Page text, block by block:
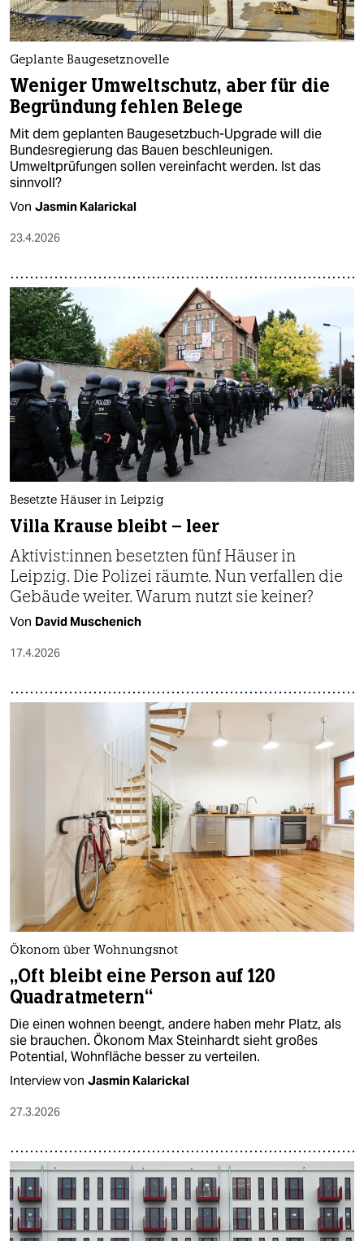
Geplante Baugesetznovelle
Weniger Umweltschutz, aber für die
Begründung fehlen Belege
Mit dem geplanten Baugesetzbuch-Upgrade will die
Bundesregierung das Bauen beschleunigen.
Umweltprüfungen sollen vereinfacht werden. Ist das
sinnvoll?
Von Jasmin Kalarickal
23.4.2026
Besetzte Häuser in Leipzig
Villa Krause bleibt – leer
Ak­ti­vis­t:in­nen besetzten fünf Häuser in
Leipzig. Die Polizei räumte. Nun verfallen die
Gebäude weiter. Warum nutzt sie keiner?
Von David Muschenich
17.4.2026
Ökonom über Wohnungsnot
„Oft bleibt eine Person auf 120
Quadratmetern“
Die einen wohnen beengt, andere haben mehr Platz, als
sie brauchen. Ökonom Max Steinhardt sieht großes
Potential, Wohnfläche besser zu verteilen.
Interview von Jasmin Kalarickal
27.3.2026